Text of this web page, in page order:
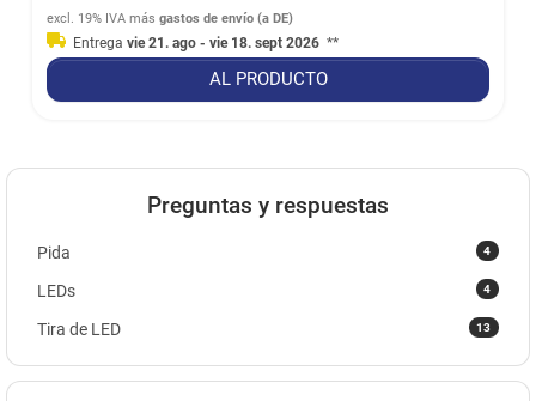
excl. 19% IVA másgastos de envío (a DE)
Entregavie 21. ago - vie 18. sept 2026 **
AL PRODUCTO
Preguntas y respuestas
4
Pida
4
LEDs
13
Tira de LED